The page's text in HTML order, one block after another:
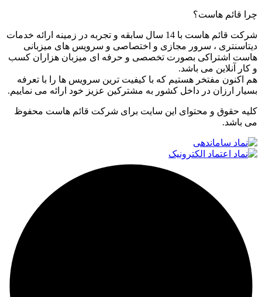
چرا قائم هاست؟
شرکت قائم هاست با 14 سال سابقه و تجربه در زمینه ارائه خدمات
دیتاسنتری ، سرور مجازی و اختصاصی و سرویس های میزبانی
هاست اشتراکی بصورت تخصصی و حرفه ای میزبان هزاران کسب
و کار آنلاین می باشد.
هم اکنون مفتخر هستیم که با کیفیت ترین سرویس ها را با تعرفه
بسیار ارزان در داخل کشور به مشترکین عزیز خود ارائه می نماییم.
کلیه حقوق و محتوای این سایت برای شرکت قائم هاست محفوظ
می باشد.